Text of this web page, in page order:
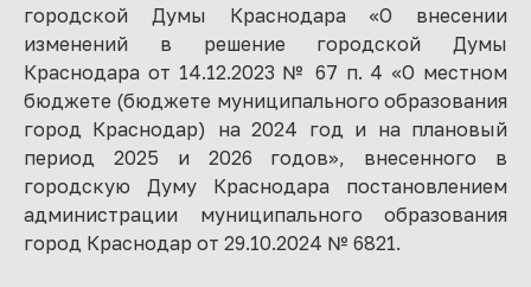
городской Думы Краснодара «О внесении
изменений в решение городской Думы
Краснодара от 14.12.2023 № 67 п. 4 «О местном
бюджете (бюджете муниципального образования
город Краснодар) на 2024 год и на плановый
период 2025 и 2026 годов», внесенного в
городскую Думу Краснодара постановлением
администрации муниципального образования
город Краснодар от 29.10.2024 № 6821.